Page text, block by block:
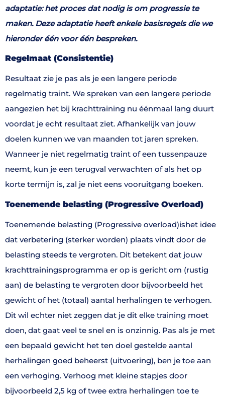
adaptatie: het proces dat nodig is om progressie te
maken. Deze adaptatie heeft enkele basisregels die we
hieronder één voor één bespreken.
Regelmaat (Consistentie)
Resultaat zie je pas als je een langere periode
regelmatig traint. We spreken van een langere periode
aangezien het bij krachttraining nu éénmaal lang duurt
voordat je echt resultaat ziet. Afhankelijk van jouw
doelen kunnen we van maanden tot jaren spreken.
Wanneer je niet regelmatig traint of een tussenpauze
neemt, kun je een terugval verwachten of als het op
korte termijn is, zal je niet eens vooruitgang boeken.
Toenemende belasting (Progressive Overload)
Toenemende belasting (Progressive overload)ishet idee
dat verbetering (sterker worden) plaats vindt door de
belasting steeds te vergroten. Dit betekent dat jouw
krachttrainingsprogramma er op is gericht om (rustig
aan) de belasting te vergroten door bijvoorbeeld het
gewicht of het (totaal) aantal herhalingen te verhogen.
Dit wil echter niet zeggen dat je dit elke training moet
doen, dat gaat veel te snel en is onzinnig. Pas als je met
een bepaald gewicht het ten doel gestelde aantal
herhalingen goed beheerst (uitvoering), ben je toe aan
een verhoging. Verhoog met kleine stapjes door
bijvoorbeeld 2,5 kg of twee extra herhalingen toe te